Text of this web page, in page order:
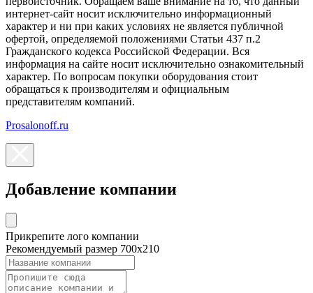
интернет-сайт носит исключительно информационный
характер и ни при каких условиях не является публичной
офертой, определяемой положениями Статьи 437 п.2
Гражданского кодекса Российской Федерации. Вся
информация на сайте носит исключительно ознакомительный
характер. По вопросам покупки оборудования стоит
обращаться к производителям и официальным
представителям компаний.
Prosalonoff.ru
Добавление компании
Прикрепите лого компании
Рекомендуемый размер 700х210